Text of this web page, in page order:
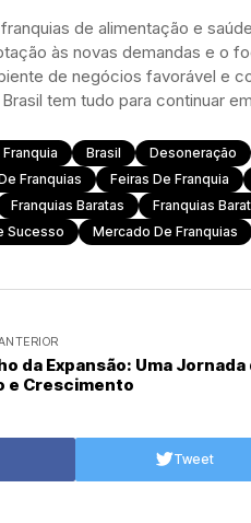
franquias de alimentação e
às novas demandas e o
de negócios favorável e
tem tudo para continuar
Brasil Desoneração
Franquias
Feiras De Franquia
Franquias Baratas Franquias
Sucesso
Mercado De Franquias
da Expansão: Uma Jornada
e Crescimento
Tweet